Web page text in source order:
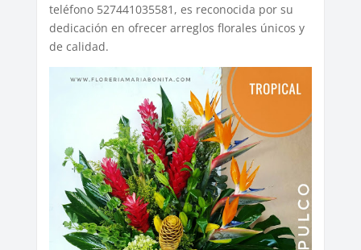
teléfono 527441035581, es reconocida por su
dedicación en ofrecer arreglos florales únicos y
de calidad.